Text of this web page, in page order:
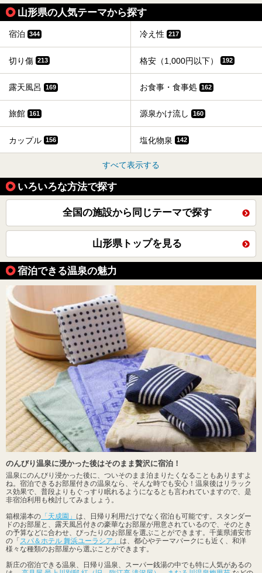
山形県の人気テーマから探す
宿泊 344 冷え性 217
切り傷 213 格安（1,000円以下） 192
露天風呂 169 お食事・食事処 162
旅館 161 源泉かけ流し 160
カップル 156 塩化物泉 142
すべて表示する
いろいろな方法で探す
全国の施設から同じテーマで探す
山形県トップを見る
宿泊できる温泉の魅力
のんびり温泉に浸かった後はそのまま贅沢に宿泊！
温泉にのんびり浸かった後に、ついそのまま泊まりたくなることもありますよ
ね。宿泊できるお部屋付きの温泉なら、そんな時でも安心！温泉後はリラック
ス効果で、普段よりもぐっすり眠れるようになるとも言われていますので、是
非宿泊利用も検討してみましょう。
箱根湯本の 「天成園」 は、日帰り利用だけでなく宿泊も可能です。スタンダー
ドのお部屋と、露天風呂付きの豪華なお部屋が用意されているので、そのとき
の予算などに合わせ、ぴったりのお部屋を選ぶことができます。千葉県浦安市
の「 スパ＆ホテル 舞浜ユーラシア」 は、都心やテーマパークにも近く、和洋
様々な種類のお部屋から選ぶことができます。
新庄の宿泊できる温泉、日帰り温泉、スーパー銭湯の中でも特に人気があるの